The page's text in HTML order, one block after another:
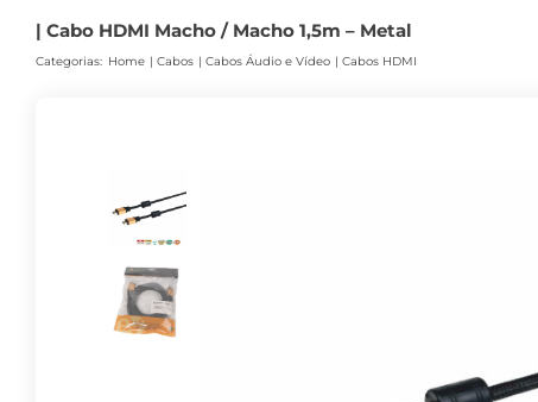
| Cabo HDMI Macho / Macho 1,5m – Metal
Categorias: Home Cabos Cabos Áudio e Vídeo Cabos HDMI